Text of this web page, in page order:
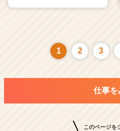
1 2 3
仕事を
このページを